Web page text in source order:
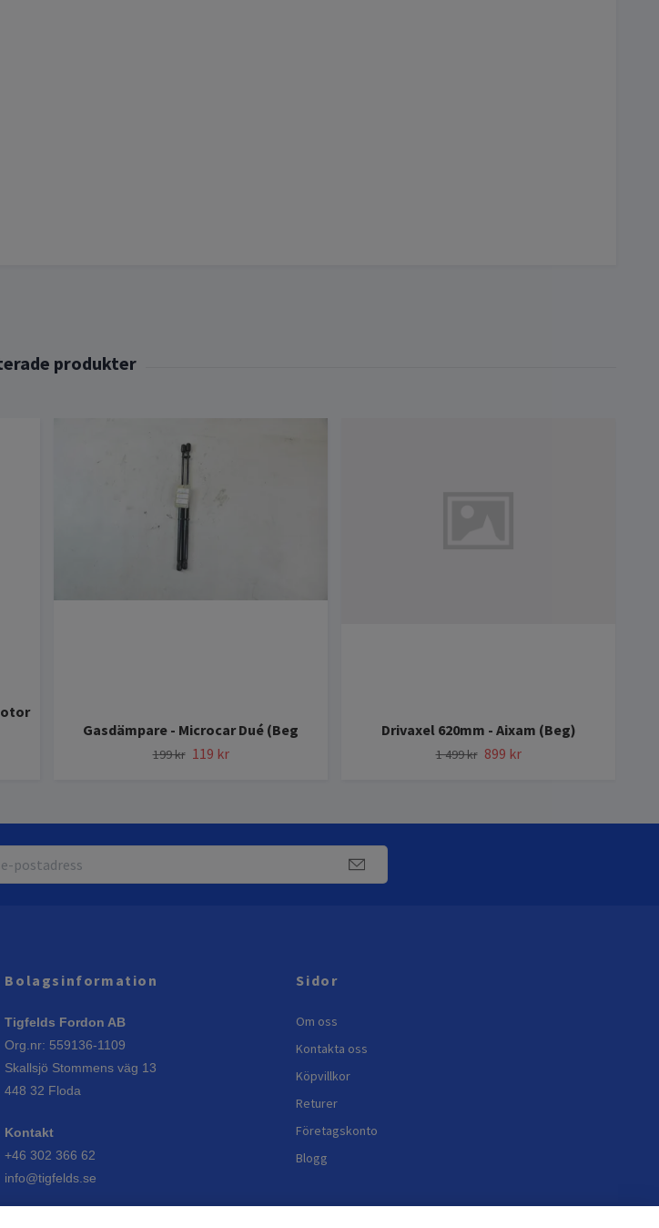
Gasdämpare - Microcar Dué (Beg
199 kr 119 kr
Drivaxel 620mm - Aixam (Beg)
1 499 kr 899 kr
Bolagsinformation
Tigfelds Fordon AB
Org.nr: 559136-1109
Skallsjö Stommens väg 13
448 32 Floda
Kontakt
+46 302 366 62
info@tigfelds.se
Sidor
Om oss
Kontakta oss
Köpvillkor
Returer
Företagskonto
Blogg